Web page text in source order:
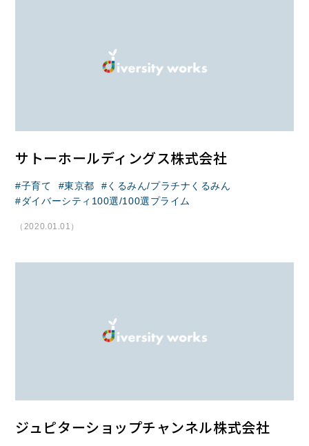
サトーホールディングス株式会社
子育て 東京都
くるみん/プラチナくるみん
ダイバーシティ100選/100選プライム
（2020.01.01）
ジュピターショップチャンネル株式会社